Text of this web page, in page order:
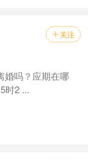
 关注
婚吗？应期在哪
时2 ...